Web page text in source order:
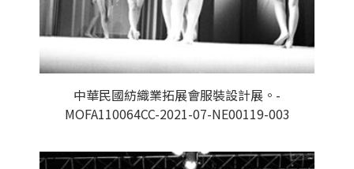
中華民國紡織業拓展會服裝設計展。-
MOFA110064CC-2021-07-NE00119-003